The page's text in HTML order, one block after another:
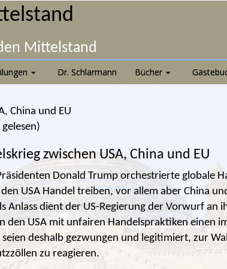
Mittelstand
Dr. Schlarmann Bücher
China und EU
)
zwischen USA, China und EU
Donald Trump orchestrierte globale
USA Handel treiben, vor allem aber China
Anlass dient der US-Regierung der Vorwurf an
den USA mit unfairen Handelspraktiken einen
seien deshalb gezwungen und legitimiert, zur
zu reagieren.